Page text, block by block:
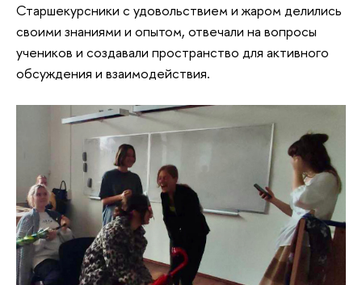
Старшекурсники с удовольствием и жаром делились
своими знаниями и опытом, отвечали на вопросы
учеников и создавали пространство для активного
обсуждения и взаимодействия.